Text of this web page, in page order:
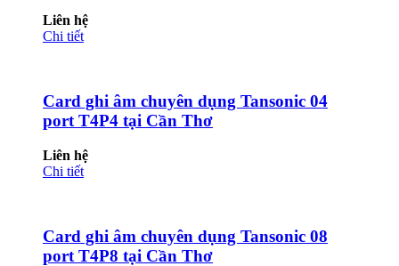
Liên hệ
Chi tiết
Card ghi âm chuyên dụng Tansonic 04
port T4P4 tại Cần Thơ
Liên hệ
Chi tiết
Card ghi âm chuyên dụng Tansonic 08
port T4P8 tại Cần Thơ